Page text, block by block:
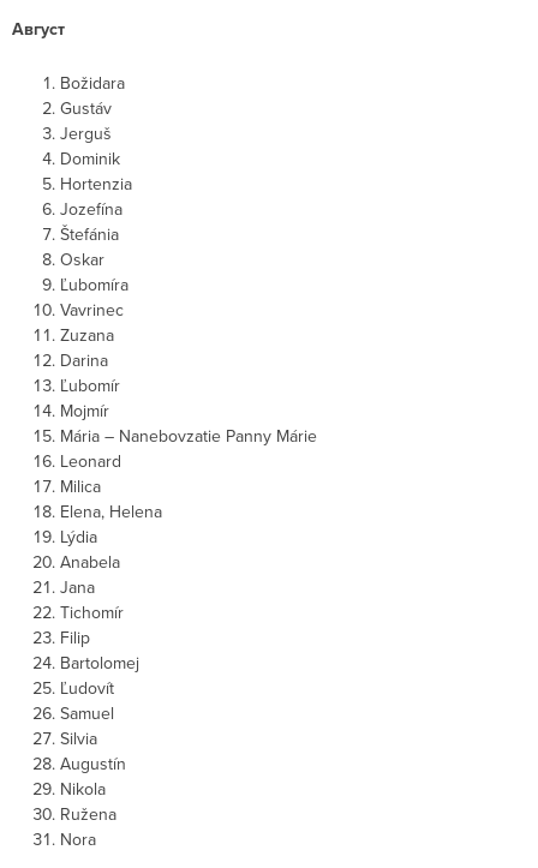
Август
Božidara
Gustáv
Jerguš
Dominik
Hortenzia
Jozefína
Štefánia
Oskar
Ľubomíra
Vavrinec
Zuzana
Darina
Ľubomír
Mojmír
Mária – Nanebovzatie Panny Márie
Leonard
Milica
Elena, Helena
Lýdia
Anabela
Jana
Tichomír
Filip
Bartolomej
Ľudovít
Samuel
Silvia
Augustín
Nikola
Ružena
Nora